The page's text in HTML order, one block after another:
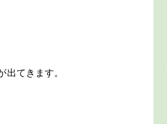
てきます。